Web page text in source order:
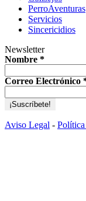
PerroAventuras
Servicios
Sincericidios
Newsletter
Nombre *
Correo Electrónico
Aviso Legal -